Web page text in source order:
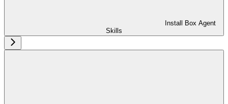
Install Box Agent
Skills